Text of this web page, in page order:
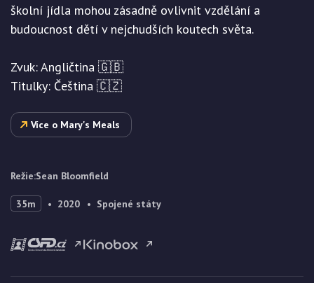
školní jídla mohou zásadně ovlivnit vzdělání a
budoucnost dětí v nejchudších koutech světa.
Zvuk: Angličtina 🇬🇧
Titulky: Čeština 🇨🇿
Více o Mary's Meals
Režie:Sean Bloomfield
35m 2020 Spojené státy